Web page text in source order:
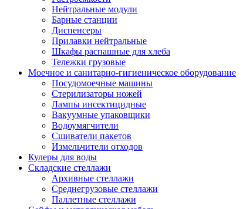
Нейтральные модули
Барные станции
Диспенсеры
Прилавки нейтральные
Шкафы распашные для хлеба
Тележки грузовые
Моечное и санитарно-гигиеническое оборудование
Посудомоечные машины
Стерилизаторы ножей
Лампы инсектицидные
Вакуумные упаковщики
Водоумягчители
Сшиватели пакетов
Измельчители отходов
Кулеры для воды
Складские стеллажи
Архивные стеллажи
Среднегрузовые стеллажи
Паллетные стеллажи